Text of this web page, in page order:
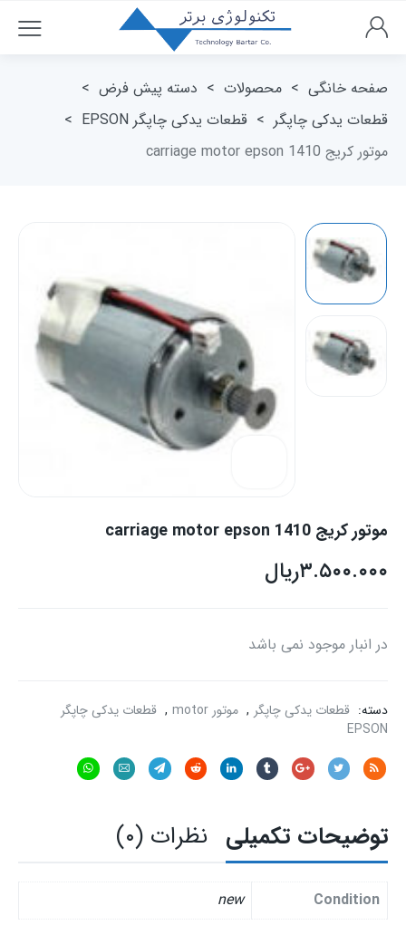
صفحه خانگی > محصولات > دسته پیش فرض >
قطعات یدکی چاپگر > قطعات یدکی چاپگر EPSON
>
موتور کریج carriage motor epson 1410
موتور کریج carriage motor epson 1410
ریال۳.۵۰۰.۰۰۰
در انبار موجود نمی باشد
دسته: قطعات یدکی چاپگر , موتور motor , قطعات یدکی چاپگر
EPSON
توضیحات تکمیلی نظرات (۰)
Condition
new